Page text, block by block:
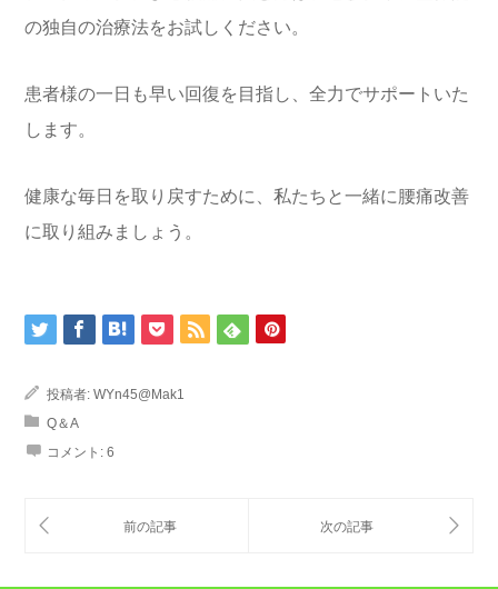
の独自の治療法をお試しください。
患者様の一日も早い回復を目指し、全力でサポートいた
します。
健康な毎日を取り戻すために、私たちと一緒に腰痛改善
に取り組みましょう。
投稿者: WYn45@Mak1
Q＆A
コメント: 6